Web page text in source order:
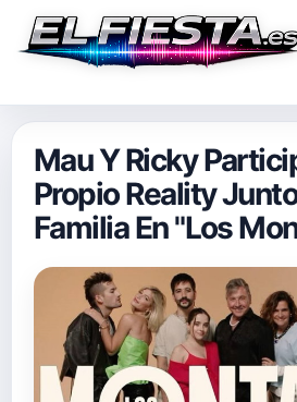
Mau Y Ricky
Propio Reality
Familia En "Los